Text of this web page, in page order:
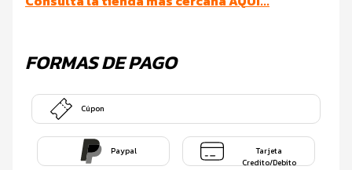
FORMAS DE PAGO
Cúpon
Paypal
Tarjeta
Credito/Debito